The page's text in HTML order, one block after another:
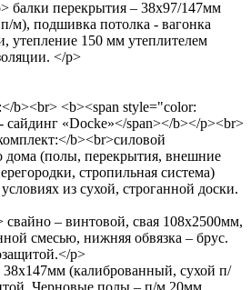
балки перекрытия – 38х97/147мм
м), подшивка потолка - вагонка
утепление 150 мм утеплителем
</p>
b><br> <b><span style="color:
«Docke»</span></b></p><br>
b><br>силовой
дома (полы, перекрытия, внешние
стропильная система)
из сухой, строганной доски.
– винтовой, свая 108х2500мм,
смесью, нижняя обвязка – брус.
p>
(калиброванный, сухой п/
Черновые полы – п/м 20мм,